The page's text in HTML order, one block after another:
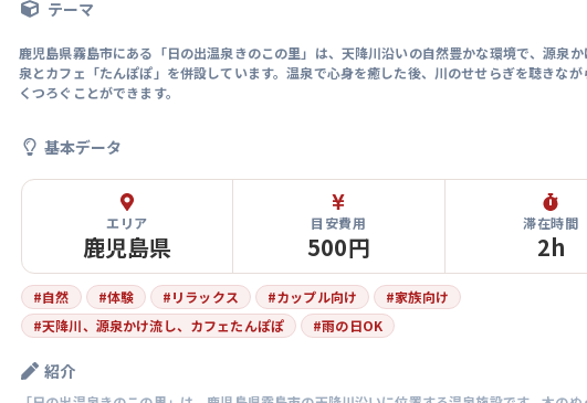
テーマ
鹿児島県霧島市にある「日の出温泉きのこの里」は、天降川沿いの自然豊かな環境で、源泉
泉とカフェ「たんぽぽ」を併設しています。温泉で心身を癒した後、川のせせらぎを聴きなが
くつろぐことができます。
基本データ
エリア
鹿児島県
目安費用
500円
滞在時間
2h
#自然 #体験 #リラックス #カップル向け #家族向け
#天降川、源泉かけ流し、カフェたんぽぽ #雨の日OK
紹介